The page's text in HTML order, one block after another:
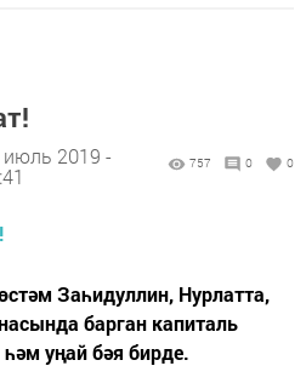
июль 2019 -
757 0 0
Заһидуллин, Нурлатта,
барган капиталь
уңай бәя бирде.